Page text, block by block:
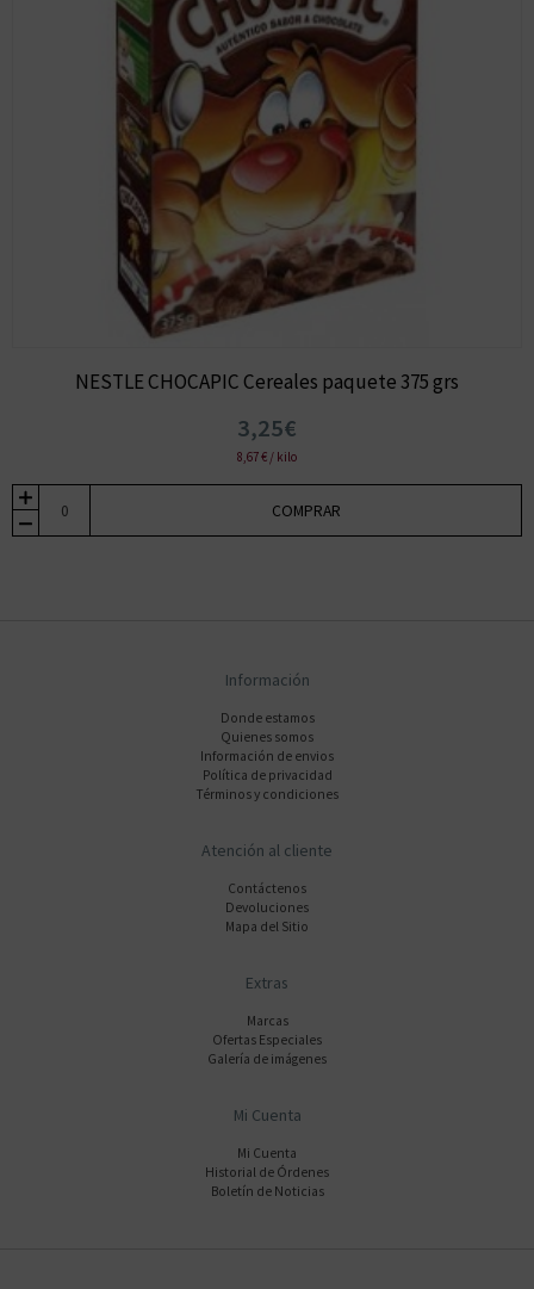
NESTLE CHOCAPIC Cereales paquete 375 grs
3,25€
8,67 € / kilo
COMPRAR
Información
Donde estamos
Quienes somos
Información de envios
Polí­tica de privacidad
Términos y condiciones
Atención al cliente
Contáctenos
Devoluciones
Mapa del Sitio
Extras
Marcas
Ofertas Especiales
Galería de imágenes
Mi Cuenta
Mi Cuenta
Historial de Órdenes
Boletín de Noticias